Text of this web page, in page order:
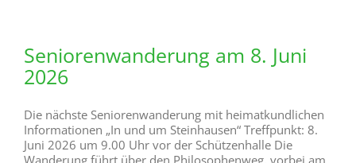
Seniorenwanderung am 8. Juni
2026
Die nächste Seniorenwanderung mit heimatkundlichen
Informationen „In und um Steinhausen“ Treffpunkt: 8.
Juni 2026 um 9.00 Uhr vor der Schützenhalle Die
Wanderung führt über den Philosophenweg, vorbei am